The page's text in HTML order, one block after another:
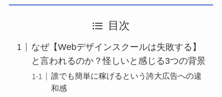
目次
なぜ【Webデザインスクールは失敗する】
と言われるのか？怪しいと感じる3つの背景
誰でも簡単に稼げるという誇大広告への違
和感